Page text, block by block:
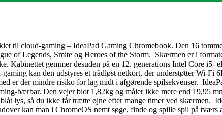
til cloud-gaming – IdeaPad Gaming Chromebook. Den 16
of Legends, Smite og Heroes of the Storm. Skærmen er i
Kabinettet gemmer desuden på en 12. generations Intel Core
kan den udstyres et trådløst netkort, der understøtter Wi-Fi
er der mindre risiko for lag midt i afgørende spilsekvenser.
bærbar. Den vejer blot 1,82kg og måler ikke mere end 19,95
lys, så du ikke får trætte øjne efter mange timer ved skærmen.
kan man i ChromeOS nemt søge, finde og spille spil på